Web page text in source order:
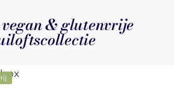
& glutenvrije